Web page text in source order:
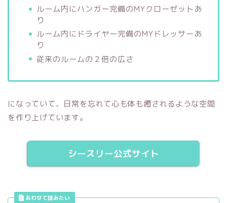
ルーム内にハンガー完備のMYクローゼットあ
り
ルーム内にドライヤー完備のMYドレッサーあ
り
従来のルームの２倍の広さ
になっていて、日常を忘れて心も体も癒されるような空間
を作り上げています。
シースリー公式サイト